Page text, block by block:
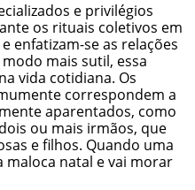
e privilégios
os rituais coletivos em
enfatizam-se as relações
mais sutil, essa
vida cotidiana. Os
correspondem a
aparentados, como
ou mais irmãos, que
e filhos. Quando uma
maloca natal e vai morar